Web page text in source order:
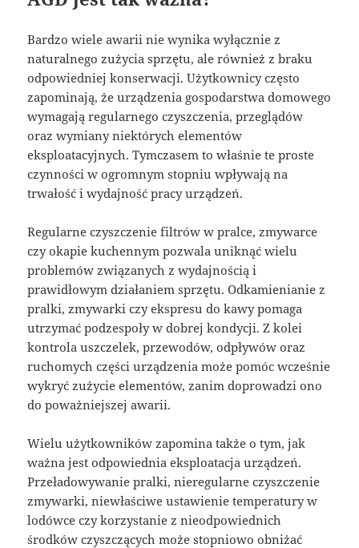
Bardzo wiele awarii nie wynika wyłącznie z
naturalnego zużycia sprzętu, ale również z braku
odpowiedniej konserwacji. Użytkownicy często
zapominają, że urządzenia gospodarstwa domowego
wymagają regularnego czyszczenia, przeglądów
oraz wymiany niektórych elementów
eksploatacyjnych. Tymczasem to właśnie te proste
czynności w ogromnym stopniu wpływają na
trwałość i wydajność pracy urządzeń.
Regularne czyszczenie filtrów w pralce, zmywarce
czy okapie kuchennym pozwala uniknąć wielu
problemów związanych z wydajnością i
prawidłowym działaniem sprzętu. Odkamienianie z
pralki, zmywarki czy ekspresu do kawy pomaga
utrzymać podzespoły w dobrej kondycji. Z kolei
kontrola uszczelek, przewodów, odpływów oraz
ruchomych części urządzenia może pomóc wcześnie
wykryć zużycie elementów, zanim doprowadzi ono
do poważniejszej awarii.
Wielu użytkowników zapomina także o tym, jak
ważna jest odpowiednia eksploatacja urządzeń.
Przeładowywanie pralki, nieregularne czyszczenie
zmywarki, niewłaściwe ustawienie temperatury w
lodówce czy korzystanie z nieodpowiednich
środków czyszczących może stopniowo obniżać